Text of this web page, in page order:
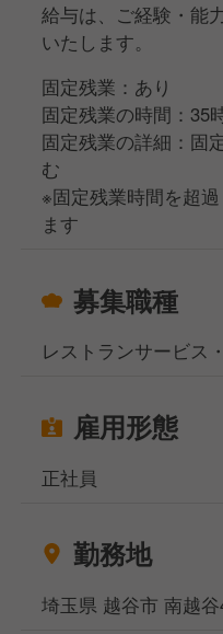
【社員とアルバイトの
社員とアルバイトの距
し合える風土がありま
実際に、アルバイトか
績もあり、前向きに挑
付いています。
【店舗づくりに深く関
舗づくりに反映されや
これまでにも、「肉の
企画や、新メニュー開
給与は、ご経験・能
いたします。
固定残業：あり
固定残業の時間：35
固定残業の詳細：固
む
※固定残業時間を超
ます
募集職種
レストランサービス
雇用形態
正社員
勤務地
埼玉県 越谷市 南越